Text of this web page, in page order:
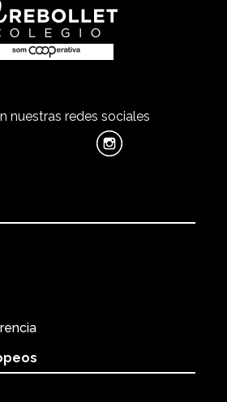
nuestras redes sociales